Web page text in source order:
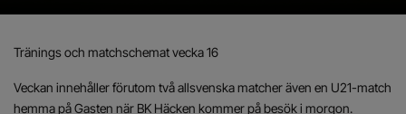
Tränings och matchschemat vecka 16
Veckan innehåller förutom två allsvenska matcher även en U21-match
hemma på Gasten när BK Häcken kommer på besök i morgon.